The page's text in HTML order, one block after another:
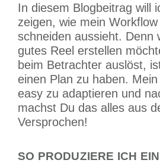
In diesem Blogbeitrag will
zeigen, wie mein
schneiden aussieht. Denn
gutes Reel erstellen
beim Betrachter auslöst,
einen Plan zu haben.
easy zu adaptieren und
machst Du das alles aus
Versprochen!
SO PRODUZIERE ICH